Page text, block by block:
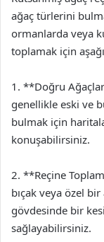
ağaç türlerini
ormanlarda veya
toplamak için
1. **Doğru
genellikle eski ve
bulmak için
konuşabilirsiniz.
2. **Reçine
bıçak veya özel
gövdesinde bir
sağlayabilirsiniz.